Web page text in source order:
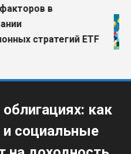
в
стратегий ETF
как
и социальные